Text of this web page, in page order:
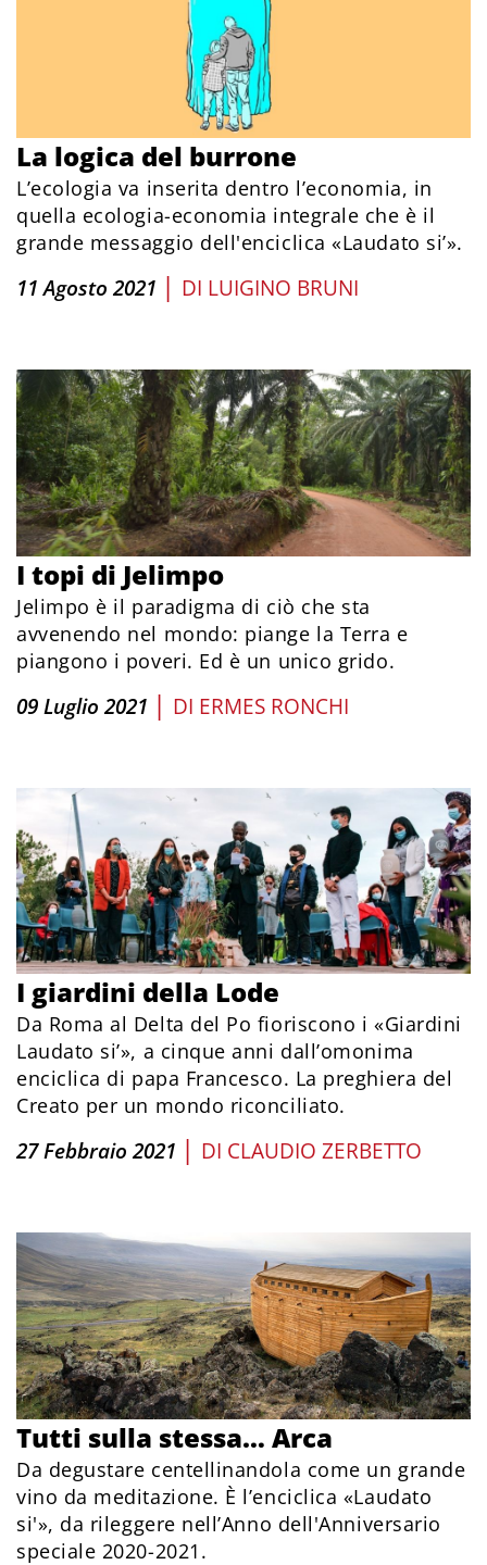
La logica del burrone
L’ecologia va inserita dentro l’economia, in
quella ecologia-economia integrale che è il
grande messaggio dell'enciclica «Laudato si’».
11 Agosto 2021 | DI LUIGINO BRUNI
I topi di Jelimpo
Jelimpo è il paradigma di ciò che sta
avvenendo nel mondo: piange la Terra e
piangono i poveri. Ed è un unico grido.
09 Luglio 2021 | DI ERMES RONCHI
I giardini della Lode
Da Roma al Delta del Po fioriscono i «Giardini
Laudato si’», a cinque anni dall’omonima
enciclica di papa Francesco. La preghiera del
Creato per un mondo riconciliato.
27 Febbraio 2021 | DI CLAUDIO ZERBETTO
Tutti sulla stessa… Arca
Da degustare centellinandola come un grande
vino da meditazione. È l’enciclica «Laudato
si'», da rileggere nell’Anno dell'Anniversario
speciale 2020-2021.